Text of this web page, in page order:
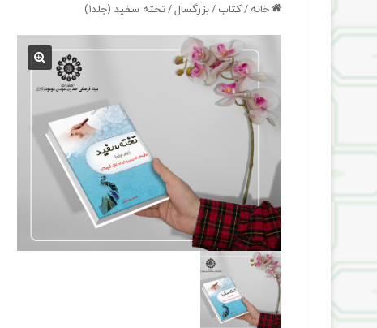
خانه /کتاب /بزرگسال/تخته سفید (جلد۱)